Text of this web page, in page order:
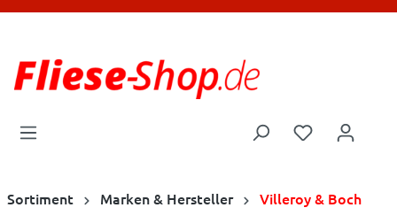
Sortiment Marken & Hersteller Villeroy & Boch